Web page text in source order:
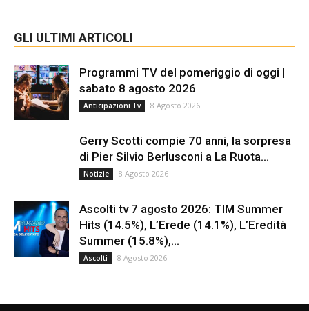
GLI ULTIMI ARTICOLI
Programmi TV del pomeriggio di oggi |
sabato 8 agosto 2026
Anticipazioni Tv 8 Agosto 2026
Gerry Scotti compie 70 anni, la sorpresa
di Pier Silvio Berlusconi a La Ruota...
Notizie 8 Agosto 2026
Ascolti tv 7 agosto 2026: TIM Summer
Hits (14.5%), L’Erede (14.1%), L’Eredità
Summer (15.8%),...
Ascolti 8 Agosto 2026